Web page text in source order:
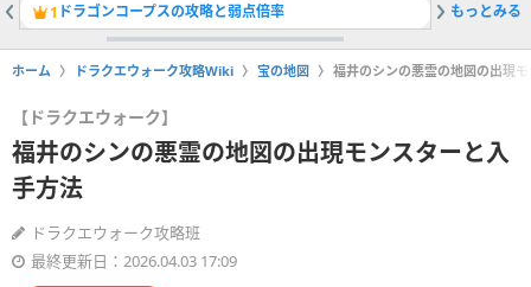
1 ドラゴンコープスの攻略と弱点倍率 2ガチャ(
もっとみる
ホーム ドラクエウォーク攻略Wiki 宝の地図 福井のシンの悪霊の地図の出現
【ドラクエウォーク】
福井のシンの悪霊の地図の出現モンスターと入
手方法
ドラクエウォーク攻略班
最終更新日：2026.04.03 17:09